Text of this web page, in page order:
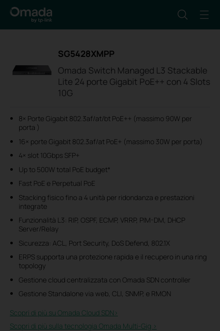
SG5428XMPP
Omada Switch Managed L3 Stackable
Lite 24 porte Gigabit PoE++ con 4 Slots
10G
8× Porte Gigabit 802.3af/at/bt PoE++ (massimo 90W per
porta )
16× porte Gigabit 802.3af/at PoE+ (massimo 30W per porta)
4× slot 10Gbps SFP+
Up to 500W total PoE budget*
Fast PoE e Perpetual PoE
Stacking fisico fino a 4 unità per ridondanza e prestazioni
integrate
Funzionalità L3: RIP, OSPF, ECMP, VRRP, PIM-DM, DHCP
Server/Relay
Sicurezza: ACL, Port Security, DoS Defend, 802.1X
ERPS supporta una protezione rapida e il recupero in una ring
topology
Gestione cloud centralizzata con Omada SDN controller
Gestione Standalone via web, CLI, SNMP, e RMON
Scopri di più su Omada Cloud SDN>​
Scopri di più sulla tecnologia Omada Multi-Gig >